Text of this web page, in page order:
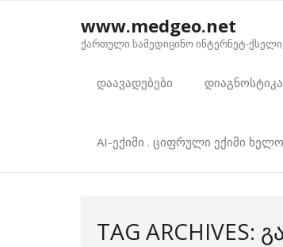
www.medgeo.net
ქართული სამედიცინო ინტერნეტ-
დაავადებები დიაგნოსტიკა
AI-ექიმი . ციფრული ექიმი
TAG ARCHIVES: